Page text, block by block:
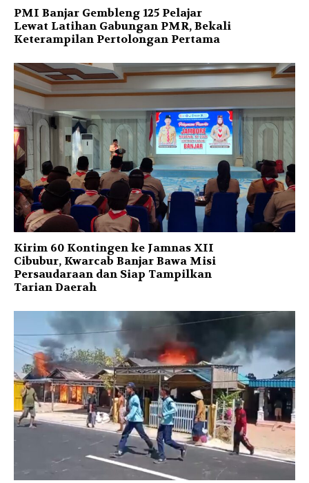
PMI Banjar Gembleng 125 Pelajar
Lewat Latihan Gabungan PMR, Bekali
Keterampilan Pertolongan Pertama
Kirim 60 Kontingen ke Jamnas XII
Cibubur, Kwarcab Banjar Bawa Misi
Persaudaraan dan Siap Tampilkan
Tarian Daerah